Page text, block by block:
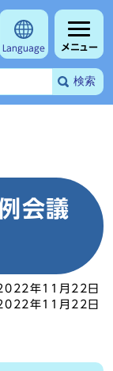
Language メニュー
検索
会議
年11月22日
年11月22日